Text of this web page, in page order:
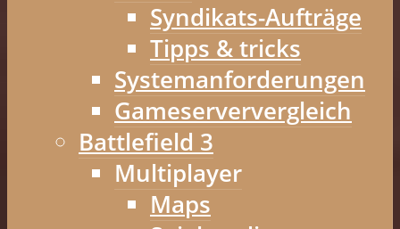
Syndikats-Aufträge
Tipps & tricks
Systemanforderungen
Gameserververgleich
Battlefield 3
Multiplayer
Maps